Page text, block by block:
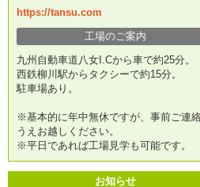
https://tansu.com
工場のご案内
九州自動車道八女I.Cから車で約25分。
西鉄柳川駅からタクシーで約15分。
駐車場あり。
※基本的に年中無休ですが、事前ご連
うえお越しください。
※平日であれば工場見学も可能です。
お知らせ